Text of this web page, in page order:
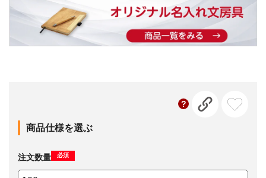
商品仕様を選ぶ
注文数量 必須